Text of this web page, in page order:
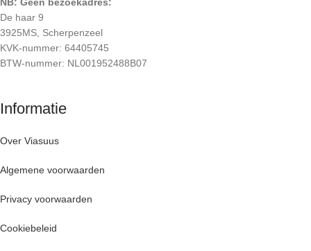
De haar 9
3925MS, Scherpenzeel
KVK-nummer: 64405745
BTW-nummer: NL001952488B07
Informatie
Over Viasuus
Algemene voorwaarden
Privacy voorwaarden
Cookiebeleid